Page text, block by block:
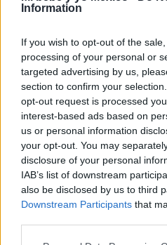
Information
If you wish to opt-out of the
processing of your personal or
targeted advertising by us,
section to confirm your
opt-out request is processed
interest-based ads based on
us or personal information
your opt-out. You may
disclosure of your personal
IAB’s list of downstream
also be disclosed by us to third
Downstream Participants that
Meriendas saludables
LEER
¿Qué alimentos
en los
LEER